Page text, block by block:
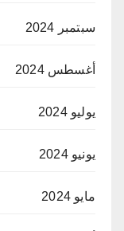
سبتمبر 2024
أغسطس 2024
يوليو 2024
يونيو 2024
مايو 2024